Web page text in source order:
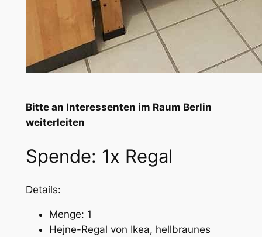
Bitte an Interessenten im Raum Berlin
weiterleiten
Spende: 1x Regal
Details:
Menge: 1
Hejne-Regal von Ikea, hellbraunes